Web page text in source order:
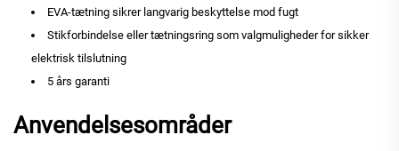
EVA-tætning sikrer langvarig beskyttelse mod fugt
Stikforbindelse eller tætningsring som valgmuligheder for sikker
elektrisk tilslutning
5 års garanti
Anvendelsesområder